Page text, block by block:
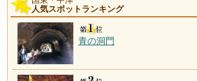
人気スポットランキング
青の洞門